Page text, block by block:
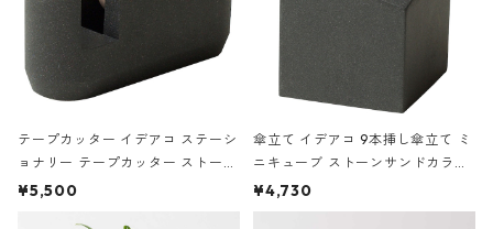
テープカッター イデアコ ステーシ
ョナリー テープカッター ストーン
サンドカラー 石調 ideaco Station
¥5,500
傘立て イデアコ 9本挿し傘立て ミ
ニキューブ ストーンサンドカラー
石調 ideaco Umbrella Stand CUB
E ストーンサンドブラック
¥4,730